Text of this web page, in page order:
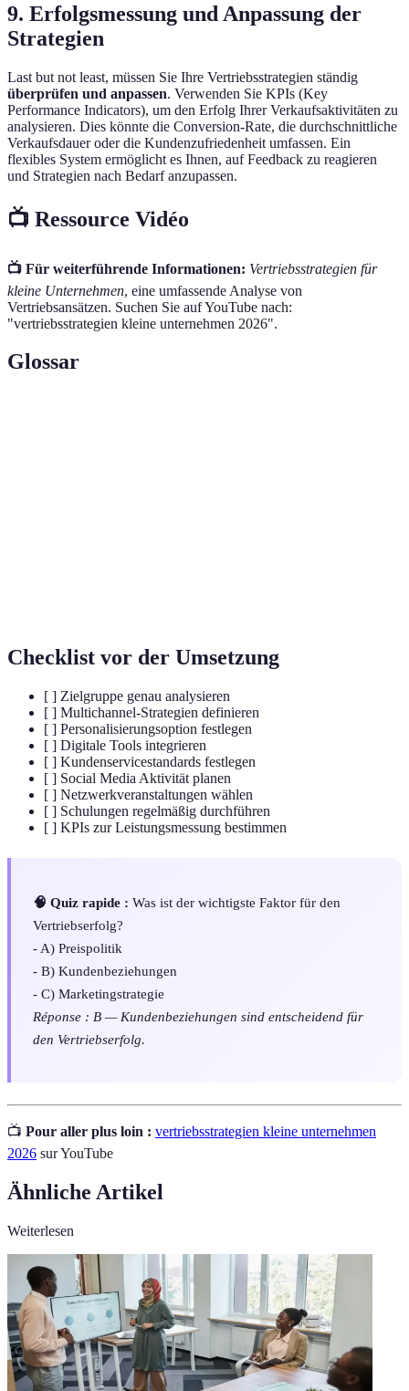
9. Erfolgsmessung und Anpassung der
Strategien
Last but not least, müssen Sie Ihre Vertriebsstrategien ständig
überprüfen und anpassen. Verwenden Sie KPIs (Key
Performance Indicators), um den Erfolg Ihrer Verkaufsaktivitäten zu
analysieren. Dies könnte die Conversion-Rate, die durchschnittliche
Verkaufsdauer oder die Kundenzufriedenheit umfassen. Ein
flexibles System ermöglicht es Ihnen, auf Feedback zu reagieren
und Strategien nach Bedarf anzupassen.
📺 Ressource Vidéo
📺 Für weiterführende Informationen: Vertriebsstrategien für
kleine Unternehmen, eine umfassende Analyse von
Vertriebsansätzen. Suchen Sie auf YouTube nach:
"vertriebsstrategien kleine unternehmen 2026".
Glossar
Checklist vor der Umsetzung
[ ] Zielgruppe genau analysieren
[ ] Multichannel-Strategien definieren
[ ] Personalisierungsoption festlegen
[ ] Digitale Tools integrieren
[ ] Kundenservicestandards festlegen
[ ] Social Media Aktivität planen
[ ] Netzwerkveranstaltungen wählen
[ ] Schulungen regelmäßig durchführen
[ ] KPIs zur Leistungsmessung bestimmen
🧠 Quiz rapide : Was ist der wichtigste Faktor für den
Vertriebserfolg?
- A) Preispolitik
- B) Kundenbeziehungen
- C) Marketingstrategie
Réponse : B — Kundenbeziehungen sind entscheidend für
den Vertriebserfolg.
📺 Pour aller plus loin : vertriebsstrategien kleine unternehmen
2026 sur YouTube
Ähnliche Artikel
Weiterlesen